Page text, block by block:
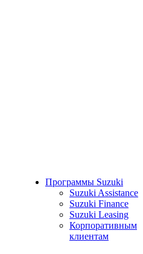
Программы Suzuki
Suzuki Assistance
Suzuki Finance
Suzuki Leasing
Корпоративным
клиентам